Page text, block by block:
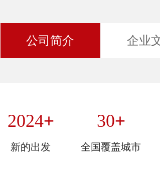
公司简介 企业
2024+
新的出发
30+
全国覆盖城市